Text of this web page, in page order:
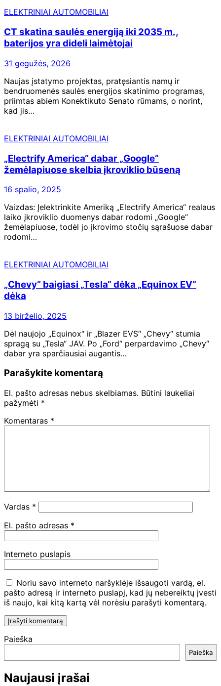
ELEKTRINIAI AUTOMOBILIAI
CT skatina saulės energiją iki 2035 m.,
baterijos yra dideli laimėtojai
31 gegužės, 2026
Naujas įstatymo projektas, pratęsiantis namų ir
bendruomenės saulės energijos skatinimo programas,
priimtas abiem Konektikuto Senato rūmams, o norint,
kad jis…
ELEKTRINIAI AUTOMOBILIAI
„Electrify America“ dabar „Google“
žemėlapiuose skelbia įkroviklio būseną
16 spalio, 2025
Vaizdas: Įelektrinkite Ameriką „Electrify America“ realaus
laiko įkroviklio duomenys dabar rodomi „Google“
žemėlapiuose, todėl jo įkrovimo stočių sąrašuose dabar
rodomi…
ELEKTRINIAI AUTOMOBILIAI
„Chevy“ baigiasi „Tesla“ dėka „Equinox EV“
dėka
13 birželio, 2025
Dėl naujojo „Equinox“ ir „Blazer EVS“ „Chevy“ stumia
spragą su „Tesla“ JAV. Po „Ford“ perpardavimo „Chevy“
dabar yra sparčiausiai augantis…
Parašykite komentarą
El. pašto adresas nebus skelbiamas. Būtini laukeliai
pažymėti *
Komentaras *
Vardas *
El. pašto adresas *
Interneto puslapis
Noriu savo interneto naršyklėje išsaugoti vardą, el.
pašto adresą ir interneto puslapį, kad jų nebereiktų įvesti
iš naujo, kai kitą kartą vėl norėsiu parašyti komentarą.
Paieška
Paieška
Naujausi įrašai